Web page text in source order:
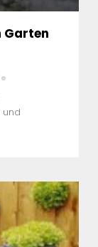
Garten